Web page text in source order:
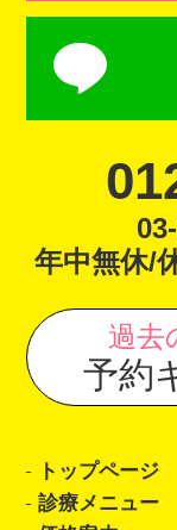
年中無休/
過去
予約
トップページ
診療メニュー